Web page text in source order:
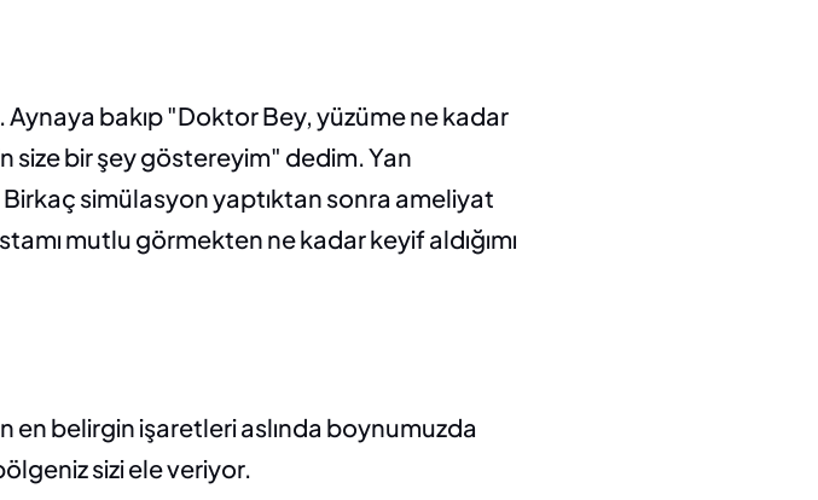
bakıp "Doktor Bey, yüzüme ne kadar
size bir şey göstereyim" dedim. Yan
simülasyon yaptıktan sonra ameliyat
mutlu görmekten ne kadar keyif aldığımı
en belirgin işaretleri aslında boynumuzda
sizi ele veriyor.